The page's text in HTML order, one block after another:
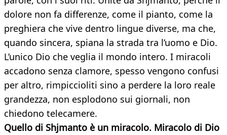
dolore non fa differenze, come il pianto, come la
preghiera che vive dentro lingue diverse, ma che,
quando sincera, spiana la strada tra l’uomo e Dio.
L’unico Dio che veglia il mondo intero. I miracoli
accadono senza clamore, spesso vengono confusi
per altro, rimpiccioliti sino a perdere la loro reale
grandezza, non esplodono sui giornali, non
chiedono telecamere.
Quello di Shjmanto è un miracolo. Miracolo di Dio